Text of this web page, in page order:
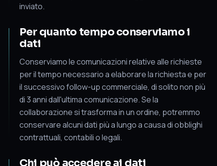
inviato.
Per quanto tempo conserviamo i
dati
Conserviamo le comunicazioni relative alle richieste
per il tempo necessario a elaborare la richiesta e per
il successivo follow-up commerciale, di solito non più
di 3 anni dall'ultima comunicazione. Se la
collaborazione si trasforma in un ordine, potremmo
conservare alcuni dati più a lungo a causa di obblighi
contrattuali, contabili o legali.
Chi può accedere ai dati